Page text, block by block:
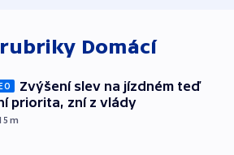
Domácí
Zvýšení slev na jízdném teď
priorita, zní z vlády
5m